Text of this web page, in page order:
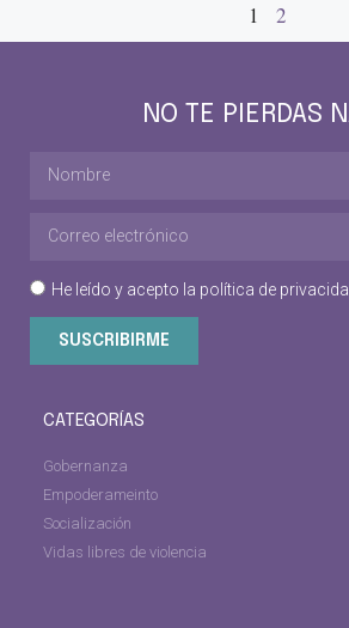
1 2
CATEGORÍAS
Gobernanza
Empoderameinto
Socialización
Vidas libres de violencia
NO TE PIERDAS
He leído y acepto la política de
SUSCRIBIRME